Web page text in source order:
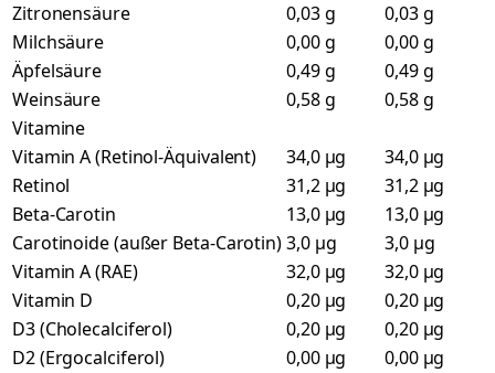
Zitronensäure
0,03 g
0,03 g
Milchsäure
0,00 g
0,00 g
Äpfelsäure
0,49 g
0,49 g
Weinsäure
0,58 g
0,58 g
Vitamine
Vitamin A (Retinol-Äquivalent)
34,0 µg
34,0 µg
Retinol
31,2 µg
31,2 µg
Beta-Carotin
13,0 µg
13,0 µg
Carotinoide (außer Beta-Carotin)3,0 µg
3,0 µg
Vitamin A (RAE)
32,0 µg
32,0 µg
Vitamin D
0,20 µg
0,20 µg
D3 (Cholecalciferol)
0,20 µg
0,20 µg
D2 (Ergocalciferol)
0,00 µg
0,00 µg